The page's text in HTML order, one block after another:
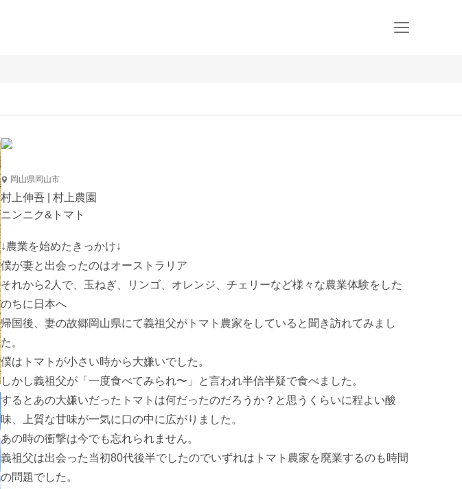
岡山県岡山市
村上伸吾 | 村上農園
ニンニク&トマト
↓農業を始めたきっかけ↓
僕が妻と出会ったのはオーストラリア
それから2人で、玉ねぎ、リンゴ、オレンジ、チェリーなど様々な農業体験をした
のちに日本へ
帰国後、妻の故郷岡山県にて義祖父がトマト農家をしていると聞き訪れてみまし
た。
僕はトマトが小さい時から大嫌いでした。
しかし義祖父が「一度食べてみられ〜」と言われ半信半疑で食べました。
するとあの大嫌いだったトマトは何だったのだろうか？と思うくらいに程よい酸
味、上質な甘味が一気に口の中に広がりました。
あの時の衝撃は今でも忘れられません。
義祖父は出会った当初80代後半でしたのでいずれはトマト農家を廃業するのも時間
の問題でした。